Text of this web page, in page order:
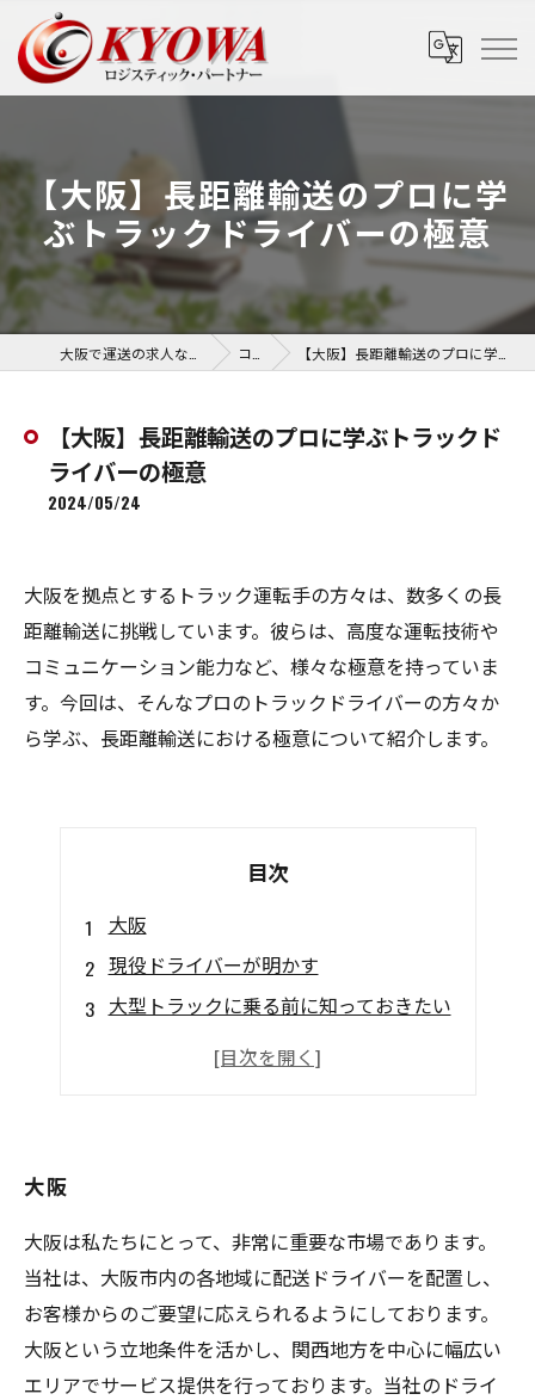
【大阪】長距離輸送のプロに学
ぶトラックドライバーの極意
コラム 【大阪】長距離輸送のプロに学ぶトラックドライバーの極意
【大阪】長距離輸送のプロに学ぶトラックド
ライバーの極意
2024/05/24
大阪を拠点とするトラック運転手の方々は、数多くの長
距離輸送に挑戦しています。彼らは、高度な運転技術や
コミュニケーション能力など、様々な極意を持っていま
す。今回は、そんなプロのトラックドライバーの方々か
ら学ぶ、長距離輸送における極意について紹介します。
目次
大阪
現役ドライバーが明かす
大型トラックに乗る前に知っておきたい
レンタカートラックよりも違いは何？
大阪
大阪は私たちにとって、非常に重要な市場であります。
当社は、大阪市内の各地域に配送ドライバーを配置し、
お客様からのご要望に応えられるようにしております。
大阪という立地条件を活かし、関西地方を中心に幅広い
エリアでサービス提供を行っております。当社のドライ